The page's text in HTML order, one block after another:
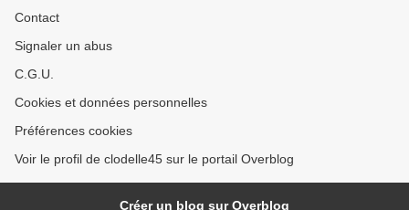
Contact
Signaler un abus
C.G.U.
Cookies et données personnelles
Préférences cookies
Voir le profil de clodelle45 sur le portail Overblog
Créer un blog sur Overblog